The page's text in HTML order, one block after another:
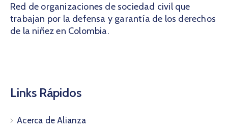
Red de organizaciones de sociedad civil que
trabajan por la defensa y garantía de los derechos
de la niñez en Colombia.
Links Rápidos
Acerca de Alianza